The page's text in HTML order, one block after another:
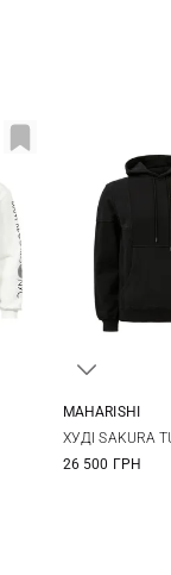
MAHARISHI
ХУДІ SAKURA
26 500 ГРН